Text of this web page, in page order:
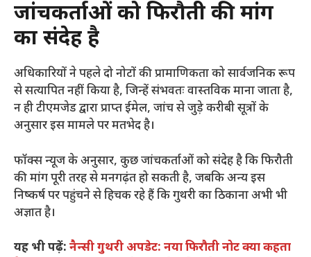
जांचकर्ताओं को फिरौती की मांग
का संदेह है
अधिकारियों ने पहले दो नोटों की प्रामाणिकता को सार्वजनिक रूप
से सत्यापित नहीं किया है, जिन्हें संभवतः वास्तविक माना जाता है,
न ही टीएमजेड द्वारा प्राप्त ईमेल, जांच से जुड़े करीबी सूत्रों के
अनुसार इस मामले पर मतभेद है।
फॉक्स न्यूज के अनुसार, कुछ जांचकर्ताओं को संदेह है कि फिरौती
की मांग पूरी तरह से मनगढ़ंत हो सकती है, जबकि अन्य इस
निष्कर्ष पर पहुंचने से हिचक रहे हैं कि गुथरी का ठिकाना अभी भी
अज्ञात है।
यह भी पढ़ें: नैन्सी गुथरी अपडेट: नया फिरौती नोट क्या कहता